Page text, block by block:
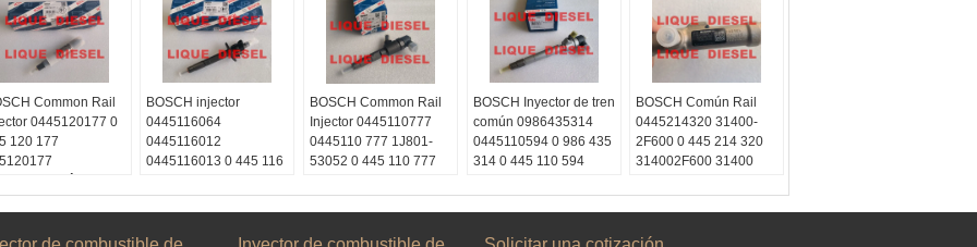
Common Rail
0445120177 0
120 177
BOSCH injector
0445116064
0445116012
0445116013 0 445 116
445 116 013
liquetrade@outlook.com
BOSCH Common Rail
Injector 0445110777
0445110 777 1J801-
53052 0 445 110 777
Skype:
Correo electrónico:
BOSCH Inyector de tren
común 0986435314
0445110594 0 986 435
314 0 445 110 594
liquediesel2012
liquetrade@outlook.com
BOSCH Común Rail
0445214320 31400-
2F600 0 445 214 320
314002F600 31400
Email:
Skype: